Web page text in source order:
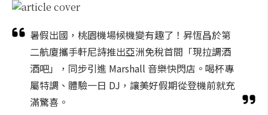
暑假出國，桃園機場候機變有趣了！昇恆昌於第
二航廈攜手軒尼詩推出亞洲免稅首間「現拉調酒
酒吧」，同步引進 Marshall 音樂快閃店。喝杯專
屬特調、體驗一日 DJ，讓美好假期從登機前就充
滿驚喜。